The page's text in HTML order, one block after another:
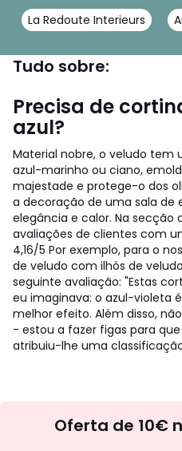
La Redoute Interieurs
Tudo sobre:
Precisa de
azul?
Material nobre, o veludo tem
azul-marinho ou ciano,
majestade e protege-o dos
a decoração de uma sala
elegância e calor. Na secção
avaliações de clientes com
4,16/5 Por exemplo, para o
de veludo com ilhós de
seguinte avaliação: "Estas
eu imaginava: o azul-violeta
melhor efeito. Além disso,
- estou a fazer figas para
atribuiu-lhe uma
Oferta de 10€